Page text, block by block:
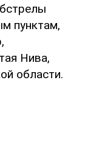
пунктам,
Нива,
области.